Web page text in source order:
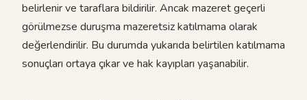
belirlenir ve taraflara bildirilir. Ancak mazeret geçerli
görülmezse duruşma mazeretsiz katılmama olarak
değerlendirilir. Bu durumda yukarıda belirtilen katılmama
sonuçları ortaya çıkar ve hak kayıpları yaşanabilir.